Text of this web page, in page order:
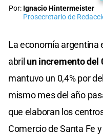
Por: Ignacio Hintermeister
Prosecretario de
La economía argentina
abril un incremento del
mantuvo un 0,4% por
mismo mes del año
que elaboran los
Comercio de Santa Fe